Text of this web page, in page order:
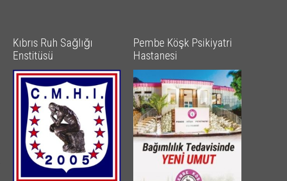
Kıbrıs Ruh Sağlığı
Enstitüsü
Pembe Köşk Psikiyatri
Hastanesi